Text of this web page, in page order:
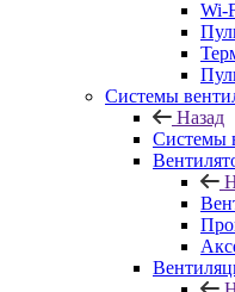
Wi-
Системы
Назад
Системы